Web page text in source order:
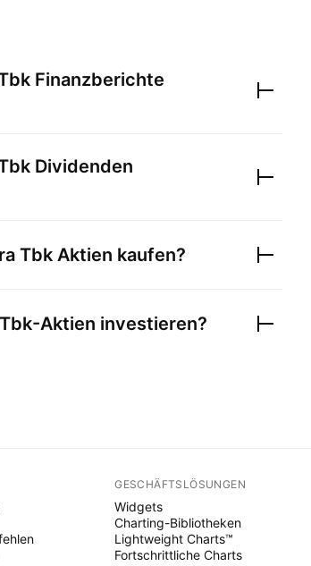
Finanzberichte
Dividenden
Tbk Aktien kaufen?
-Aktien investieren?
GESCHÄFTSLÖSUNGEN
Widgets
Charting-Bibliotheken
Lightweight Charts™
Fortschrittliche Charts